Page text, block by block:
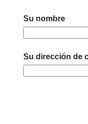
Su nombre
Su dirección de